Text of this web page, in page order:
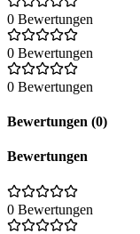
0 Bewertungen
0 Bewertungen
0 Bewertungen
Bewertungen (0)
Bewertungen
0 Bewertungen